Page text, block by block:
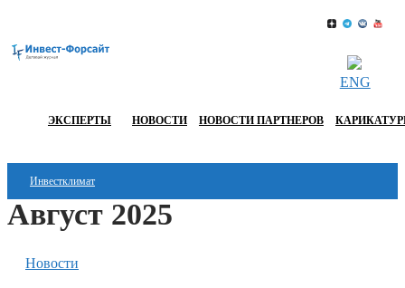
ENG
ЭКСПЕРТЫ НОВОСТИ НОВОСТИ ПАРТНЕРОВ
Инвестклимат
Финансы
Август 2025
Новости